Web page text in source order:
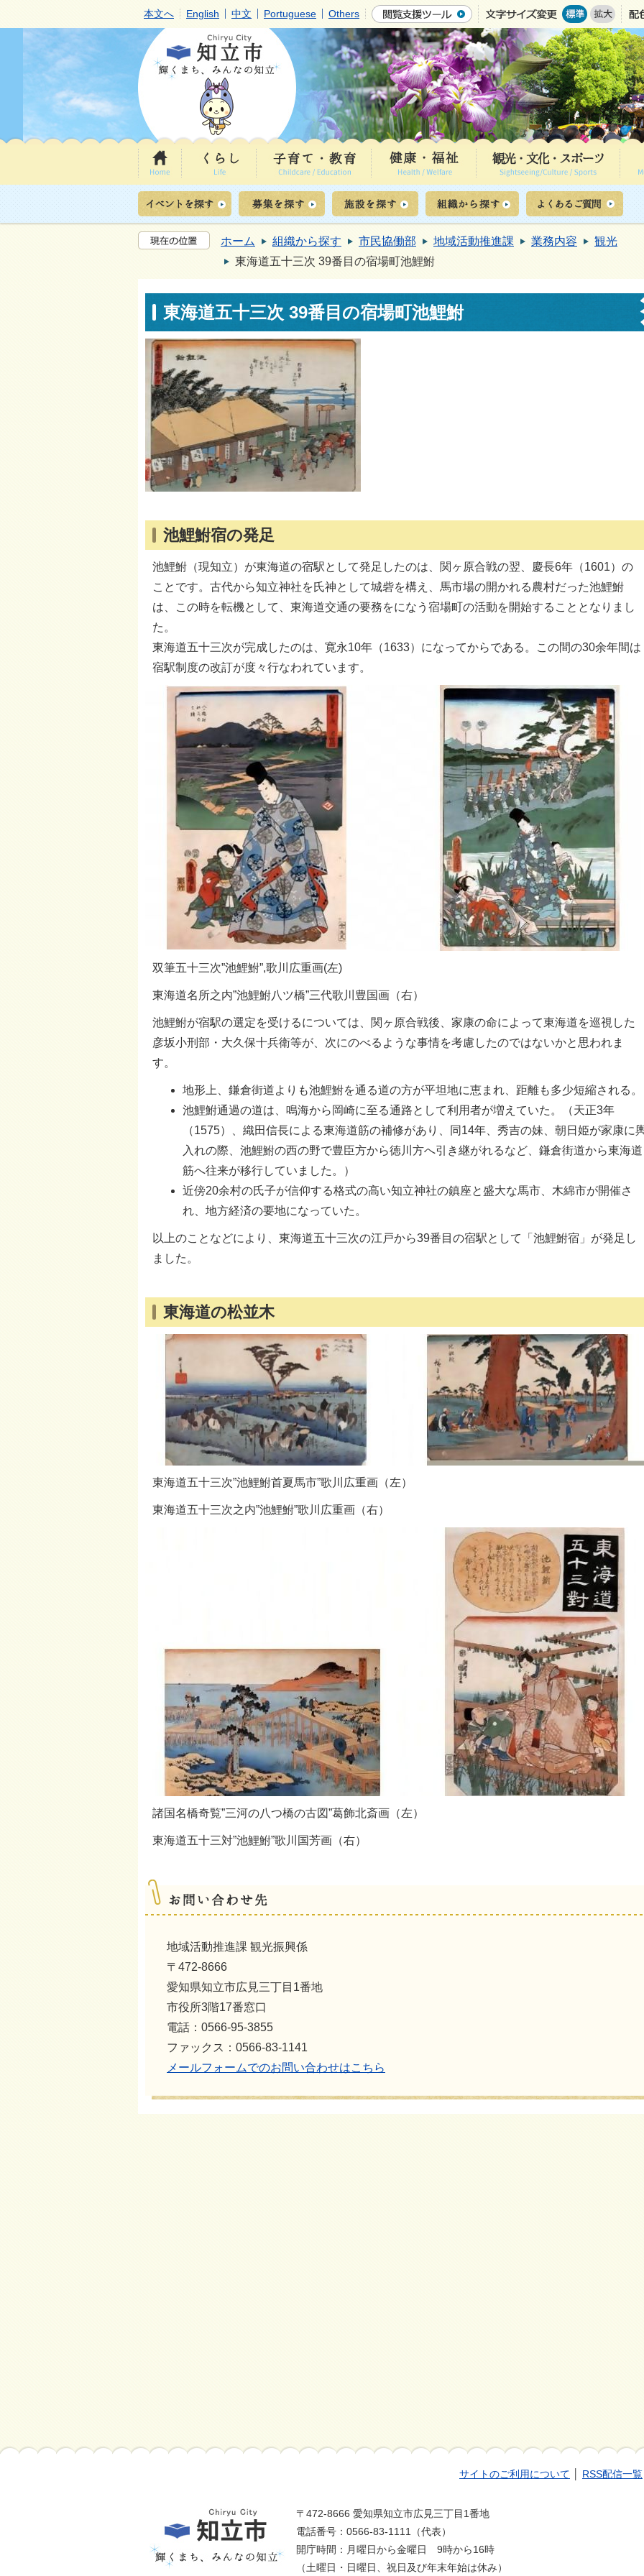
本文へ English 中文 Portuguese Others
ホーム 組織から探す 市民協働部 地域活動推進課 業務内容
観光
東海道五十三次 39番目の宿場町池鯉鮒
東海道五十三次 39番目の宿場町池鯉鮒
池鯉鮒宿の発足
池鯉鮒（現知立）が東海道の宿駅として発足したのは、関ヶ原合戦の翌、慶長6年（1601）の
ことです。古代から知立神社を氏神として城砦を構え、馬市場の開かれる農村だった池鯉鮒
は、この時を転機として、東海道交通の要務をになう宿場町の活動を開始することとなりまし
た。
東海道五十三次が完成したのは、寛永10年（1633）になってからである。この間の30余年間は
宿駅制度の改訂が度々行なわれています。
双筆五十三次”池鯉鮒”,歌川広重画(左)
東海道名所之内”池鯉鮒八ツ橋”三代歌川豊国画（右）
池鯉鮒が宿駅の選定を受けるについては、関ヶ原合戦後、家康の命によって東海道を巡視した
彦坂小刑部・大久保十兵衛等が、次にのべるような事情を考慮したのではないかと思われま
す。
地形上、鎌倉街道よりも池鯉鮒を通る道の方が平坦地に恵まれ、距離も多少短縮される。
池鯉鮒通過の道は、鳴海から岡崎に至る通路として利用者が増えていた。（天正3年
（1575）、織田信長による東海道筋の補修があり、同14年、秀吉の妹、朝日姫が家康に
入れの際、池鯉鮒の西の野で豊臣方から徳川方へ引き継がれるなど、鎌倉街道から東海道
筋へ往来が移行していました。）
近傍20余村の氏子が信仰する格式の高い知立神社の鎮座と盛大な馬市、木綿市が開催さ
れ、地方経済の要地になっていた。
以上のことなどにより、東海道五十三次の江戸から39番目の宿駅として「池鯉鮒宿」が発足し
ました。
東海道の松並木
東海道五十三次”池鯉鮒首夏馬市”歌川広重画（左）
東海道五十三次之内”池鯉鮒”歌川広重画（右）
諸国名橋奇覧”三河の八つ橋の古図”葛飾北斎画（左）
東海道五十三対”池鯉鮒”歌川国芳画（右）
地域活動推進課 観光振興係
〒472-8666
愛知県知立市広見三丁目1番地
市役所3階17番窓口
電話：0566-95-3855
ファックス：0566-83-1141
メールフォームでのお問い合わせはこちら
サイトのご利用について RSS配信一覧
〒472-8666 愛知県知立市広見三丁目1番地
電話番号：0566-83-1111（代表）
開庁時間：月曜日から金曜日 9時から16時
（土曜日・日曜日、祝日及び年末年始は休み）